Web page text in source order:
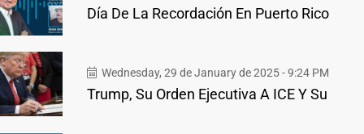
Día De La Recordación En Puerto Rico
Wednesday, 29 de January de 2025 - 9:24 PM
Trump, Su Orden Ejecutiva A ICE Y Su